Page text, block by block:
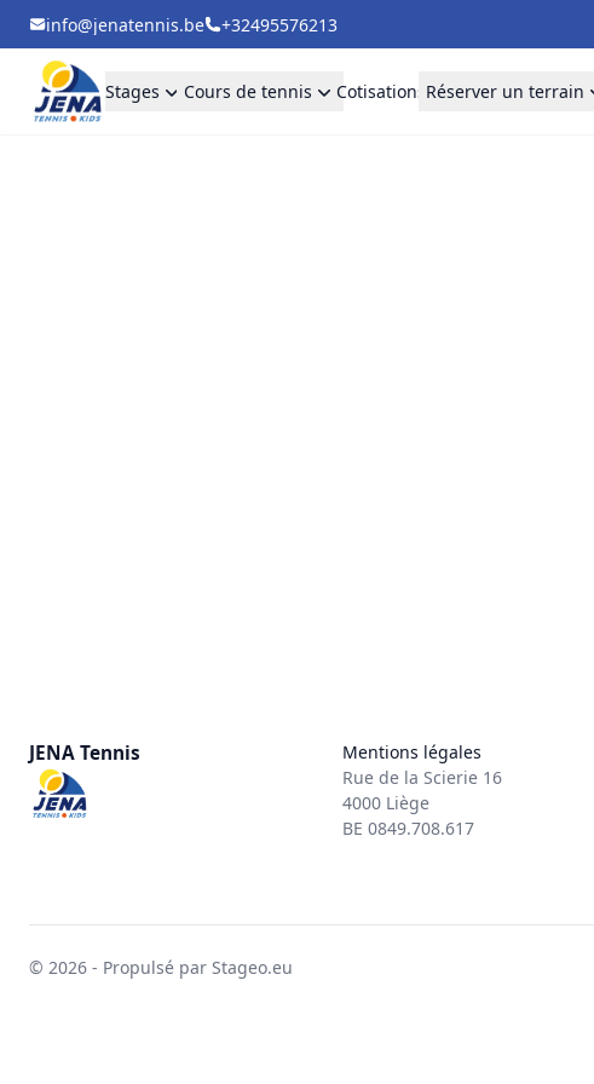
info@jenatennis.be +32495576213
Stages Cours de tennis Cotisations Réserver un terrain
JENA Tennis
Mentions légales
Rue de la Scierie 16
4000 Liège
BE 0849.708.617
© 2026 - Propulsé par Stageo.eu